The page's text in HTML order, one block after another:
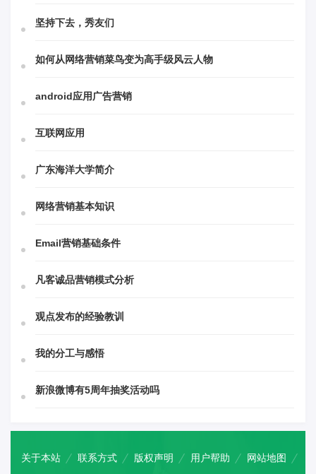
坚持下去，秀友们
如何从网络营销菜鸟变为高手级风云人物
android应用广告营销
互联网应用
广东海洋大学简介
网络营销基本知识
Email营销基础条件
凡客诚品营销模式分析
观点发布的经验教训
我的分工与感悟
新浪微博有5周年抽奖活动吗
关于本站 联系方式 版权声明 用户帮助 网站地图